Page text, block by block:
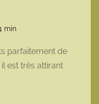
min
parfaitement de
est très attirant